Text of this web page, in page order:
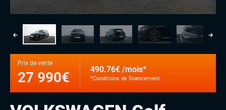
Prix de vente
27 990€ 490.76€ /mois*
*Conditions de financement